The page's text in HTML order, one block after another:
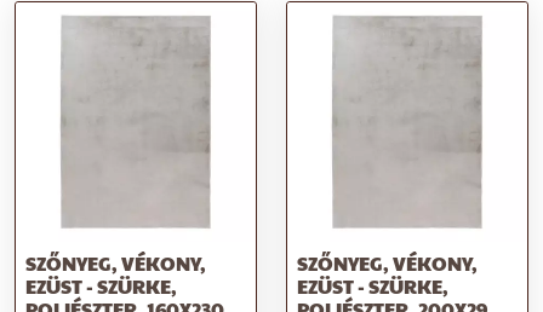
SZŐNYEG, VÉKONY,
EZÜST - SZÜRKE,
SZŐNYEG, VÉKONY,
EZÜST - SZÜRKE,